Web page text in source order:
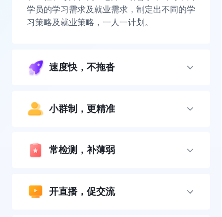
学员的学习需求及就业需求，制定出不同的学
习策略及就业策略，一人一计划。
速度快，不拖沓
小群制，更精准
常检测，补薄弱
开直播，促交流